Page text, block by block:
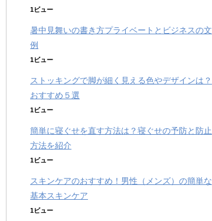
1ビュー
暑中見舞いの書き方プライベートとビジネスの文
例
1ビュー
ストッキングで脚が細く見える色やデザインは？
おすすめ５選
1ビュー
簡単に寝ぐせを直す方法は？寝ぐせの予防と防止
方法を紹介
1ビュー
スキンケアのおすすめ！男性（メンズ）の簡単な
基本スキンケア
1ビュー